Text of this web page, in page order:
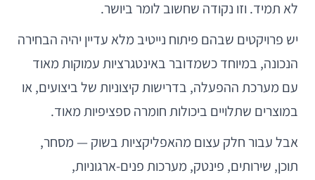
לא תמיד. וזו נקודה שחשוב לומר ביושר.
יש פרויקטים שבהם פיתוח נייטיב מלא עדיין יהיה הבחירה
הנכונה, במיוחד כשמדובר באינטגרציות עמוקות מאוד
עם מערכת ההפעלה, בדרישות קיצוניות של ביצועים, או
במוצרים שתלויים ביכולות חומרה ספציפיות מאוד.
אבל עבור חלק עצום מהאפליקציות בשוק — מסחר,
תוכן, שירותים, פינטק, מערכות פנים-ארגוניות,